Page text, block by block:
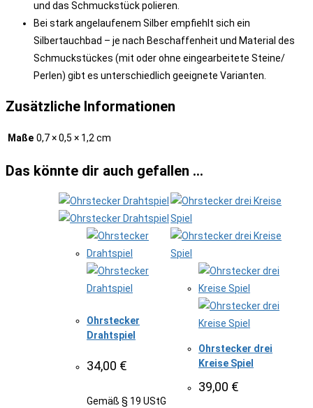
und das Schmuckstück polieren.
Bei stark angelaufenem Silber empfiehlt sich ein
Silbertauchbad – je nach Beschaffenheit und Material des
Schmuckstückes (mit oder ohne eingearbeitete Steine/
Perlen) gibt es unterschiedlich geeignete Varianten.
Zusätzliche Informationen
Maße 0,7 × 0,5 × 1,2 cm
Das könnte dir auch gefallen …
Ohrstecker
Drahtspiel
34,00 €
Gemäß § 19 UStG
Ohrstecker drei
Kreise Spiel
39,00 €